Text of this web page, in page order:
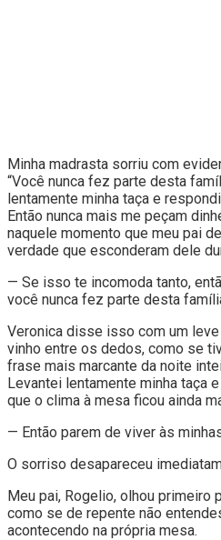
Minha madrasta sorriu com
“Você nunca fez parte desta
lentamente minha taça e
Então nunca mais me peçam
naquele momento que meu pai
verdade que esconderam dele
— Se isso te incomoda tanto,
você nunca fez parte desta
Veronica disse isso com um
vinho entre os dedos, como se
frase mais marcante da noite
Levantei lentamente minha taça
que o clima à mesa ficou ainda
— Então parem de viver às
O sorriso desapareceu
Meu pai, Rogelio, olhou primeiro
como se de repente não
acontecendo na própria mesa.